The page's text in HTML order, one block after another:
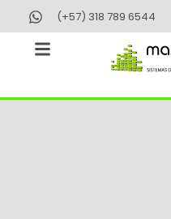
contenido
(+57) 318 789 6544